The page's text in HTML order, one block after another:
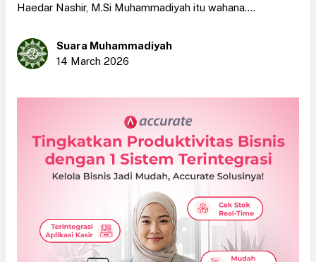
Haedar Nashir, M.Si Muhammadiyah itu wahana....
Suara Muhammadiyah
14 March 2026